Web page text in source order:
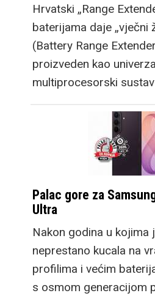
Hrvatski „Range
baterijama daje „vječni
(Battery Range
proizveden kao
multiprocesorski
Palac gore za
Ultra
Nakon godina u kojima
neprestano kucala na
profilima i većim
s osmom generacijom